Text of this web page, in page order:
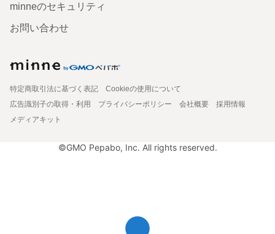
minneのセキュリティ
お問い合わせ
特定商取引法に基づく表記
Cookieの使用について
広告識別子の取得・利用
プライバシーポリシー 会社概要
採用情報
メディアキット
©GMO Pepabo, Inc. All rights reserved.